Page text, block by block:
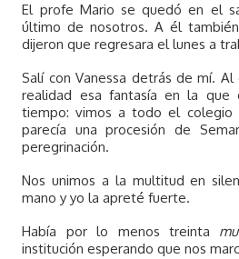
El profe Mario se quedó en el
último de nosotros. A él
dijeron que regresara el lunes a
Salí con Vanessa detrás de mí.
realidad esa fantasía en la que
tiempo: vimos a todo el colegio
parecía una procesión de
peregrinación.
Nos unimos a la multitud en
mano y yo la apreté fuerte.
Había por lo menos treinta
institución esperando que nos